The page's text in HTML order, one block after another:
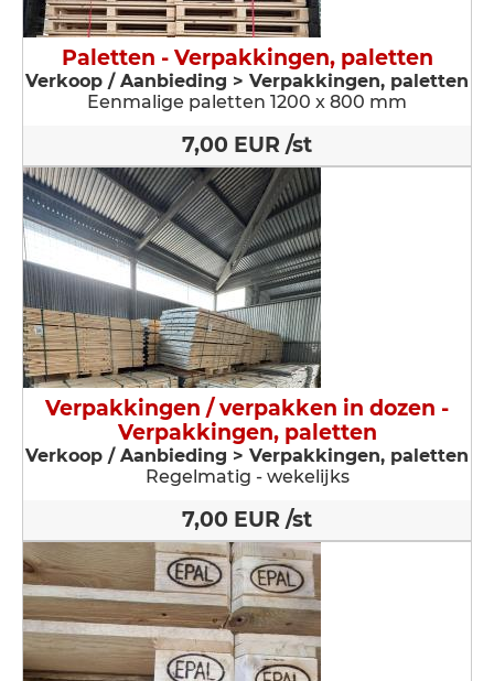
Paletten - Verpakkingen, paletten
Verkoop / Aanbieding > Verpakkingen, paletten
Eenmalige paletten 1200 x 800 mm
7,00 EUR /st
Verpakkingen / verpakken in dozen -
Verpakkingen, paletten
Verkoop / Aanbieding > Verpakkingen, paletten
Regelmatig - wekelijks
7,00 EUR /st